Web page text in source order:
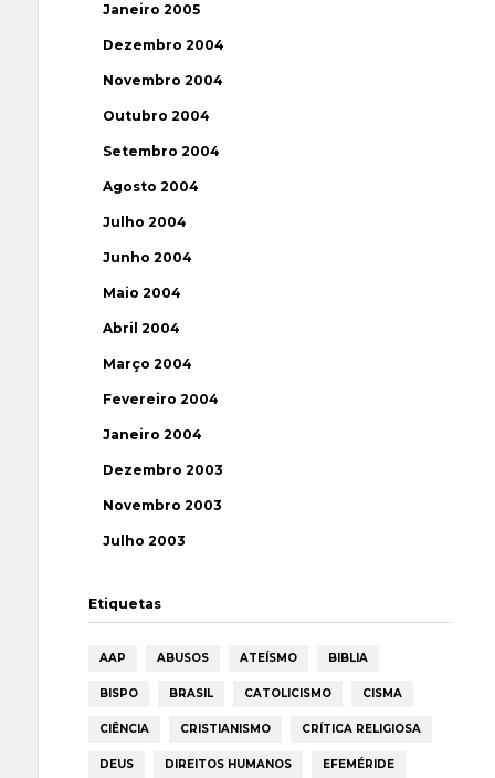
Janeiro 2005
Dezembro 2004
Novembro 2004
Outubro 2004
Setembro 2004
Agosto 2004
Julho 2004
Junho 2004
Maio 2004
Abril 2004
Março 2004
Fevereiro 2004
Janeiro 2004
Dezembro 2003
Novembro 2003
Julho 2003
Etiquetas
AAP ABUSOS ATEÍSMO BIBLIA
BISPO BRASIL CATOLICISMO CISMA
CIÊNCIA CRISTIANISMO CRÍTICA RELIGIOSA
DEUS DIREITOS HUMANOS EFEMÉRIDE